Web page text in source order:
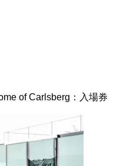
of Carlsberg：入場券